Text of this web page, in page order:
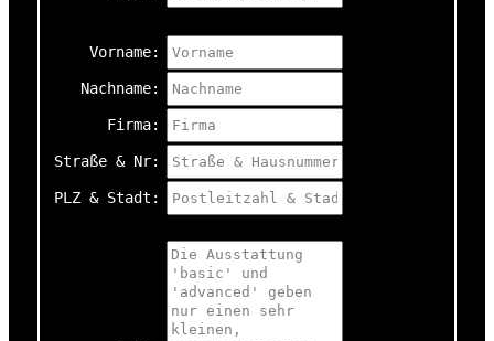
Vorname:
Nachname:
Firma:
Straße & Nr:
PLZ & Stadt: